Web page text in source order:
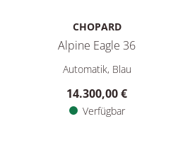
Ref: 298617-3001, Preis:
CHOPARD
Alpine Eagle 36
Chopard Alpine Eagle 36,
Automatik, Blau
14.300,00 €
Verfügbar